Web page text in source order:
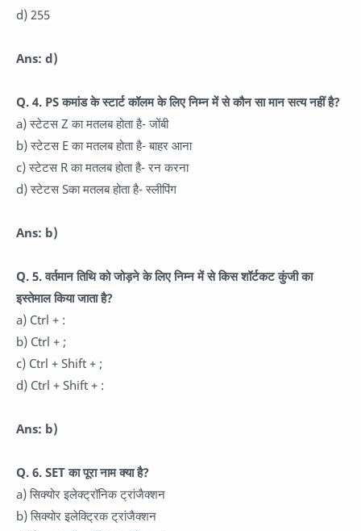
d) 255
Ans: d)
Q. 4. PS कमांड के स्टार्ट कॉलम के लिए निम्न में से कौन सा मान सत्य नहीं है?
a) स्टेटस Z का मतलब होता है- जोंबी
b) स्टेटस E का मतलब होता है- बाहर आना
c) स्टेटस R का मतलब होता है- रन करना
d) स्टेटस Sका मतलब होता है- स्लीपिंग
Ans: b)
Q. 5. वर्तमान तिथि को जोड़ने के लिए निम्न में से किस शॉर्टकट कुंजी का
इस्तेमाल किया जाता है?
a) Ctrl + :
b) Ctrl + ;
c) Ctrl + Shift + ;
d) Ctrl + Shift + :
Ans: b)
Q. 6. SET का पूरा नाम क्या है?
a) सिक्योर इलेक्ट्रॉनिक ट्रांजैक्शन
b) सिक्योर इलेक्ट्रिक ट्रांजैक्शन